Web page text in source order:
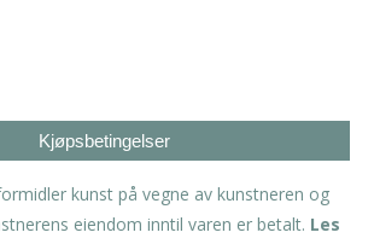
Kjøpsbetingelser
kunst på vegne av kunstneren og
eiendom inntil varen er betalt. Les